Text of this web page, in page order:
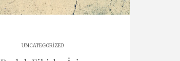
UNCATEGORIZED